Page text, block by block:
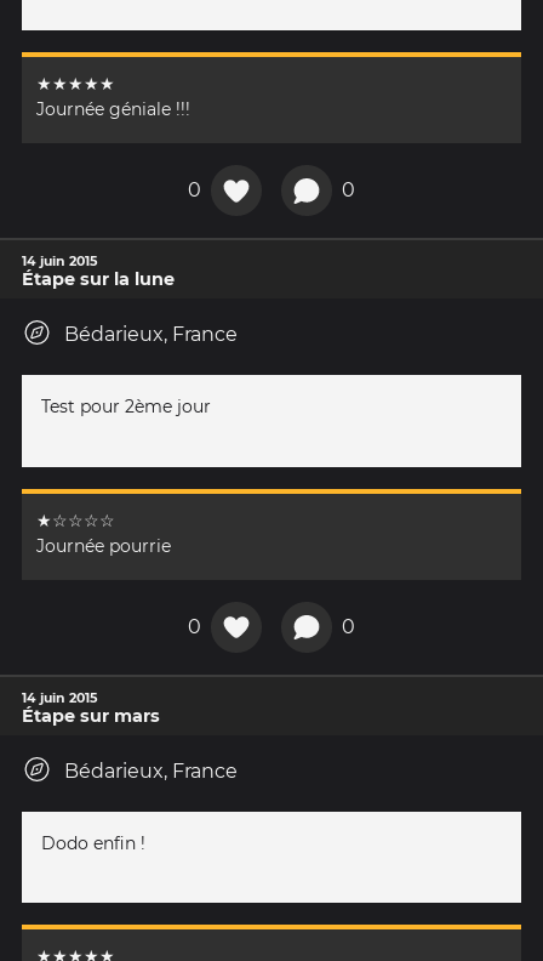
★★★★★
Journée géniale !!!
0 0
14 juin 2015
Étape sur la lune
Bédarieux, France
Test pour 2ème jour
★☆☆☆☆
Journée pourrie
0 0
14 juin 2015
Étape sur mars
Bédarieux, France
Dodo enfin !
★★★★★